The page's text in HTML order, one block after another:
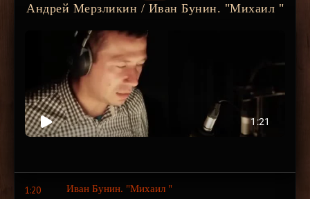
Андрей Мерзликин / Иван Бунин. "Михаил "
1:20 Иван Бунин. "Михаил "